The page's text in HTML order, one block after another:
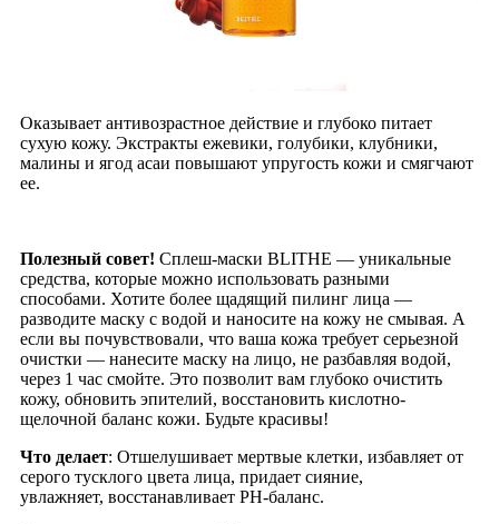
Оказывает антивозрастное действие и глубоко питает
сухую кожу. Экстракты ежевики, голубики, клубники,
малины и ягод асаи повышают упругость кожи и смягчают
ее.
Полезный совет! Сплеш-маски BLITHE — уникальные
средства, которые можно использовать разными
способами. Хотите более щадящий пилинг лица —
разводите маску с водой и наносите на кожу не смывая. А
если вы почувствовали, что ваша кожа требует серьезной
очистки — нанесите маску на лицо, не разбавляя водой,
через 1 час смойте. Это позволит вам глубоко очистить
кожу, обновить эпителий, восстановить кислотно-
щелочной баланс кожи. Будьте красивы!
Что делает: Отшелушивает мертвые клетки, избавляет от
серого тусклого цвета лица, придает сияние,
увлажняет, восстанавливает PH-баланс.